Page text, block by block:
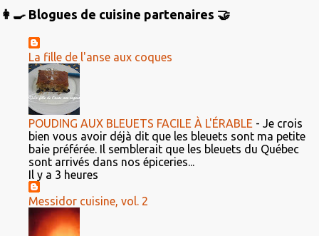
👩‍🍳 Blogues de cuisine partenaires 🤝
La fille de l'anse aux coques
POUDING AUX BLEUETS FACILE À L'ÉRABLE - Je crois
bien vous avoir déjà dit que les bleuets sont ma petite
baie préférée. Il semblerait que les bleuets du Québec
sont arrivés dans nos épiceries...
Il y a 3 heures
Messidor cuisine, vol. 2